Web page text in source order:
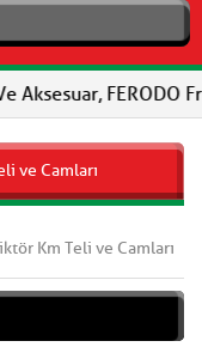
Fren
ve Camları
Km Teli ve Camları